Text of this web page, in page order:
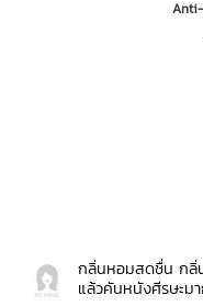
กลิ่นหอมสดชื่น กลิ่
แล้วคันหนังศีรษะม